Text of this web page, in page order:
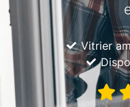
Vitrier